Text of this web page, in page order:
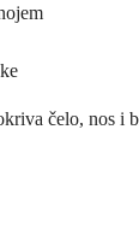
čelo, nos